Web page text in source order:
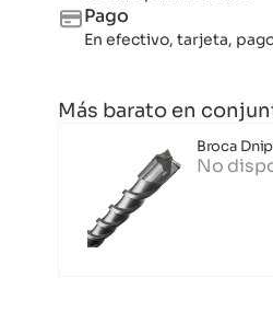
Pago
En efectivo, tarjeta,
Más barato en
Broca
No